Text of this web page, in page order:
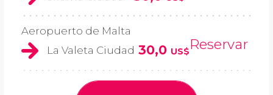
Aeropuerto de Malta
La Valeta Ciudad 30,0 US$Reservar